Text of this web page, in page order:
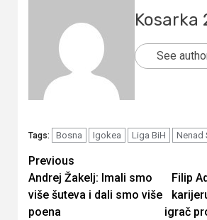
Kosarka
See
Tags: Bosna Igokea Liga BiH Nenad
Continue
Reading
Previous
Andrej Žakelj: Imali smo
više šuteva i dali smo više
poena
Filip
igrač